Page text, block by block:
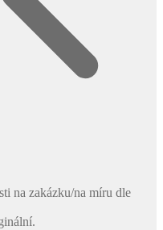
na zakázku/na míru dle